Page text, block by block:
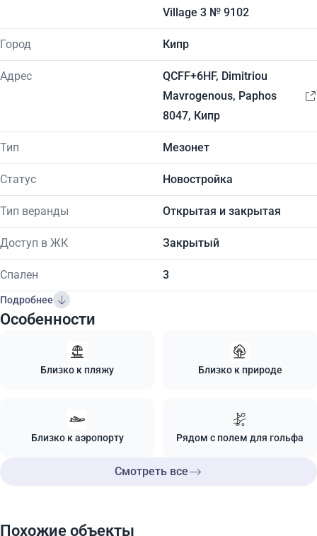
Village 3 № 9102
Город Кипр
Адрес
QCFF+6HF, Dimitriou
Mavrogenous, Paphos
8047, Кипр
Тип Мезонет
Статус Новостройка
Тип веранды Открытая и закрытая
Доступ в ЖК Закрытый
Спален 3
Подробнее
Особенности
Близко к пляжу Близко к природе
Близко к аэропорту Рядом с полем для гольфа
Смотреть все
Похожие объекты